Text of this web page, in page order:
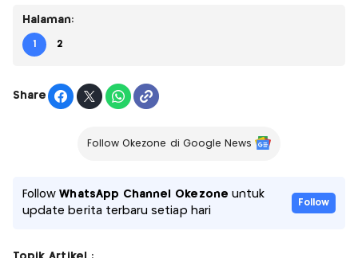
Halaman:
1 2
Share
Follow Okezone di Google News
FollowWhatsApp Channel Okezone untuk
update berita terbaru setiap hari
Follow